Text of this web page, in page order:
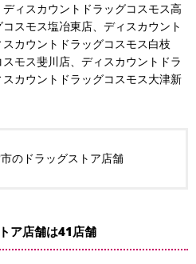
ィスカウントドラッグコスモス高
スモス塩冶東店、ディスカウント
カウントドラッグコスモス白枝
モス斐川店、ディスカウントドラ
カウントドラッグコスモス大津新
のドラッグストア店舗
ア店舗は41店舗